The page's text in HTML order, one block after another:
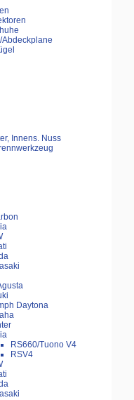
Innens. Nuss
Daytona
RS660/Tuono V4
RSV4